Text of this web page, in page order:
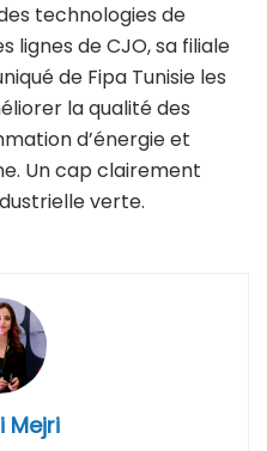
technologies de
lignes de CJO, sa filiale
de Fipa Tunisie les
la qualité des
d’énergie et
Un cap clairement
verte.
Mejri